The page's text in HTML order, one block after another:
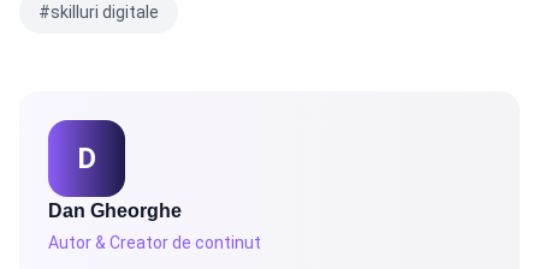
#skilluri digitale
D
Dan Gheorghe
Autor & Creator de continut